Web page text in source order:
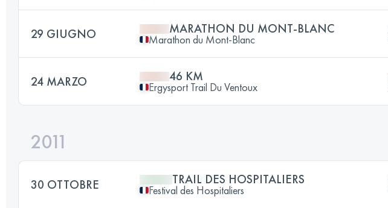
29 GIUGNO MARATHON DU MONT-BLANC
Marathon du Mont-Blanc
24 MARZO 46 KM
Ergysport Trail Du Ventoux
2011
30 OTTOBRE TRAIL DES HOSPITALIERS
Festival des Hospitaliers